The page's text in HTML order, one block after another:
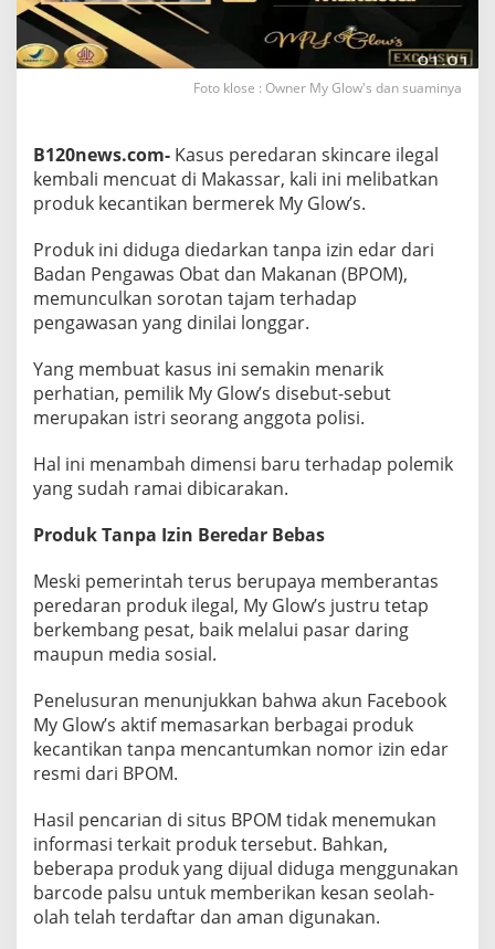
d
r
L
,
B
a
r
o
d
e
'
P
s
u
'
a
d
M
o
u
s
Foto klose : Owner My Glow's dan suaminya
B120news.com- Kasus peredaran skincare ilegal
kembali mencuat di Makassar, kali ini melibatkan
produk kecantikan bermerek My Glow’s.
Produk ini diduga diedarkan tanpa izin edar dari
Badan Pengawas Obat dan Makanan (BPOM),
memunculkan sorotan tajam terhadap
pengawasan yang dinilai longgar.
Yang membuat kasus ini semakin menarik
perhatian, pemilik My Glow’s disebut-sebut
merupakan istri seorang anggota polisi.
Hal ini menambah dimensi baru terhadap polemik
yang sudah ramai dibicarakan.
Produk Tanpa Izin Beredar Bebas
Meski pemerintah terus berupaya memberantas
peredaran produk ilegal, My Glow’s justru tetap
berkembang pesat, baik melalui pasar daring
maupun media sosial.
Penelusuran menunjukkan bahwa akun Facebook
My Glow’s aktif memasarkan berbagai produk
kecantikan tanpa mencantumkan nomor izin edar
resmi dari BPOM.
Hasil pencarian di situs BPOM tidak menemukan
informasi terkait produk tersebut. Bahkan,
beberapa produk yang dijual diduga menggunakan
barcode palsu untuk memberikan kesan seolah-
olah telah terdaftar dan aman digunakan.